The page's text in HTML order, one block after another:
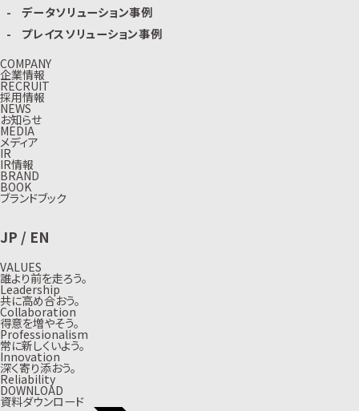
データソリューション事例
プレイスソリューション事例
COMPANY
企業情報
RECRUIT
採用情報
NEWS
お知らせ
MEDIA
メディア
IR
IR情報
BRAND
BOOK
ブランドブック
JP / EN
VALUES
誰より前を走ろう。
Leadership
共に高め合おう。
Collaboration
得意を増やそう。
Professionalism
常に新しくいよう。
Innovation
深く寄り添おう。
Reliability
DOWNLOAD
資料ダウンロード